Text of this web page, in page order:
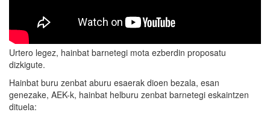
Urtero legez, hainbat barnetegi mota ezberdin proposatu
dizkigute.
Hainbat buru zenbat aburu esaerak dioen bezala, esan
genezake, AEK-k, hainbat helburu zenbat barnetegi eskaintzen
dituela: